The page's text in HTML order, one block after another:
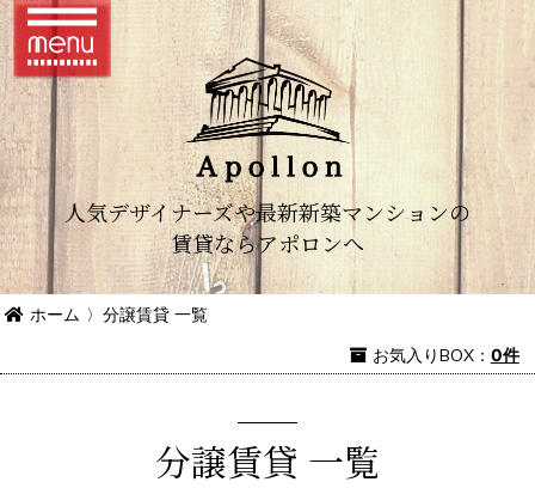
人気デザイナーズや最新新築マンションの
賃貸ならアポロンへ
ホーム 〉分譲賃貸 一覧
お気入りBOX： 0件
分譲賃貸 一覧